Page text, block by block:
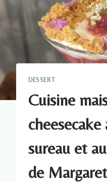
DESSERT
Cuisine
sureau et
de